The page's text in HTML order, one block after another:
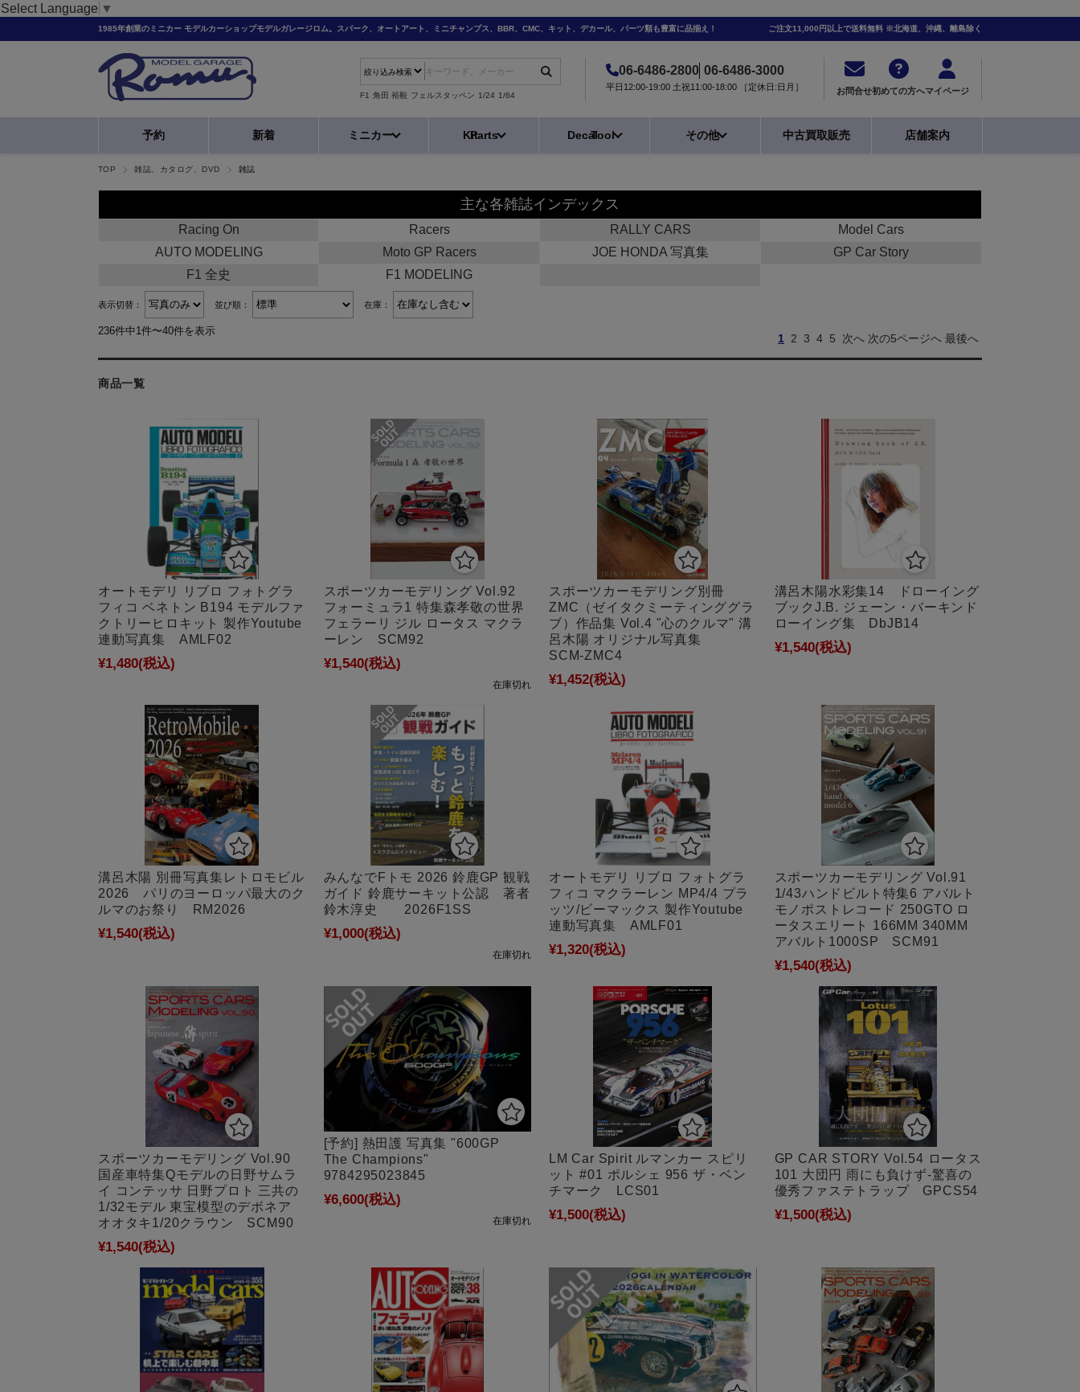
Select Language ▼
1985年創業のミニカー モデルカーショップモデルガレージロム。スパーク、オートアート、ミニチャンプス、BBR、CMC、キット、デカール、パーツ類も豊富に品揃え！ ご注文11,000円以上で送料無料 ※北海道、沖縄、離島除く
F1 角田 裕毅 フェルスタッペン 1/24 1/64
06-6486-2800 06-6486-3000
平日12:00-19:00 土祝11:00-18:00 ［定休日:日月］ お問合せ初めての方へマイページ
予約 新着 ミニカー KitParts DecalTool その他 中古買取販売 店舗案内
TOP 雑誌、カタログ、DVD 雑誌
主な各雑誌インデックス
Racing On Racers RALLY CARS
Model Cars
AUTO MODELING
Moto GP Racers JOE HONDA 写真集
GP Car Story
F1 全史
F1 MODELING
表示切替： 並び順： 在庫：
236件中1件〜40件を表示
1 2 3 4 5 次へ 次の5ページへ 最後へ
商品一覧
オートモデリ リブロ フォトグラ
フィコ ベネトン B194 モデルファ
クトリーヒロキット 製作Youtube
連動写真集 AMLF02
¥1,480(税込)
スポーツカーモデリング Vol.92
フォーミュラ1 特集森孝敬の世界
フェラーリ ジル ロータス マクラ
ーレン SCM92
¥1,540(税込)
在庫切れ
スポーツカーモデリング別冊
ZMC（ゼイタクミーティンググラ
ブ）作品集 Vol.4 "心のクルマ" 溝
呂木陽 オリジナル写真集
SCM-ZMC4
¥1,452(税込)
溝呂木陽水彩集14 ドローイング
ブックJ.B. ジェーン・バーキンド
ローイング集 DbJB14
¥1,540(税込)
溝呂木陽 別冊写真集レトロモビル
2026 パリのヨーロッパ最大のク
ルマのお祭り RM2026
¥1,540(税込)
みんなでFトモ 2026 鈴鹿GP 観戦
ガイド 鈴鹿サーキット公認 著者
鈴木淳史 2026F1SS
¥1,000(税込)
在庫切れ
オートモデリ リブロ フォトグラ
フィコ マクラーレン MP4/4 プラ
ッツ/ビーマックス 製作Youtube
連動写真集 AMLF01
¥1,320(税込)
スポーツカーモデリング Vol.91
1/43ハンドビルト特集6 アバルト
モノポストレコード 250GTO ロ
ータスエリート 166MM 340MM
アバルト1000SP SCM91
¥1,540(税込)
スポーツカーモデリング Vol.90
国産車特集Qモデルの日野サムラ
イ コンテッサ 日野プロト 三共の
1/32モデル 東宝模型のデボネア
オオタキ1/20クラウン SCM90
¥1,540(税込)
[予約] 熱田護 写真集 "600GP
The Champions"
9784295023845
¥6,600(税込)
在庫切れ
LM Car Spirit ルマンカー スピリ
ット #01 ポルシェ 956 ザ・ベン
チマーク LCS01
¥1,500(税込)
GP CAR STORY Vol.54 ロータス
101 大団円 雨にも負けず-驚喜の
優秀ファステトラップ GPCS54
¥1,500(税込)